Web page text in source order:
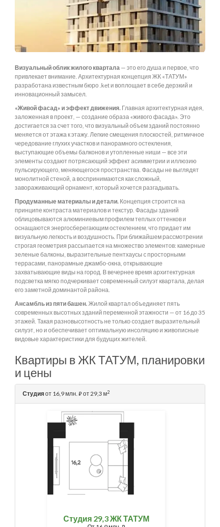
Визуальный облик жилого квартала — это его душа и первое, что
привлекает внимание. Архитектурная концепция ЖК «ТАТУМ»
разработана известным бюро .ket и воплощает в себе дерзкий и
инновационный замысел.
«Живой фасад» и эффект движения. Главная архитектурная идея,
заложенная в проект, — создание образа «живого фасада». Это
достигается за счет того, что визуальный объем зданий постоянно
меняется от этажа к этажу. Легкие смещения плоскостей, ритмичное
чередование глухих участков и панорамного остекления,
выступающие объемы балконов и утопленные ниши — все эти
элементы создают потрясающий эффект асимметрии и иллюзию
пульсирующего, меняющегося пространства. Фасады не выглядят
монолитной стеной, а воспринимаются как сложный,
завораживающий орнамент, который хочется разгадывать.
Продуманные материалы и детали. Концепция строится на
принципе контраста материалов и текстур. Фасады зданий
облицовываются алюминиевым профилем теплых оттенков и
оснащаются энергосберегающим остеклением, что придает им
визуальную легкость и воздушность. При ближайшем рассмотрении
строгая геометрия рассыпается на множество элементов: камерные
зеленые балконы, выразительные пентхаусы с просторными
террасами, панорамные джамбо-окна, открывающие
захватывающие виды на город. В вечернее время архитектурная
подсветка мягко подчеркивает современный силуэт квартала, делая
его заметной доминантой района.
Ансамбль из пяти башен. Жилой квартал объединяет пять
современных высотных зданий переменной этажности — от 16 до 35
этажей. Такая разновысотность не только создает выразительный
силуэт, но и обеспечивает оптимальную инсоляцию и живописные
видовые характеристики для будущих жителей.
Квартиры в ЖК ТАТУМ, планировки
и цены
Студияот 16,9 млн. ⃏от 29,3 м2
Студия 29,3 ЖК ТАТУМ